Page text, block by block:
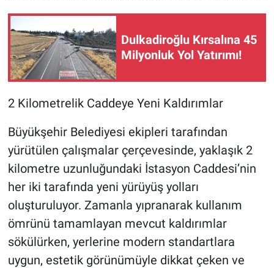
Dulkadiroğlu Kırsalına 45
Milyonluk Yol Yatırımı!
2 Kilometrelik Caddeye Yeni Kaldırımlar
Büyükşehir Belediyesi ekipleri tarafından
yürütülen çalışmalar çerçevesinde, yaklaşık 2
kilometre uzunluğundaki İstasyon Caddesi’nin
her iki tarafında yeni yürüyüş yolları
oluşturuluyor. Zamanla yıpranarak kullanım
ömrünü tamamlayan mevcut kaldırımlar
sökülürken, yerlerine modern standartlara
uygun, estetik görünümüyle dikkat çeken ve